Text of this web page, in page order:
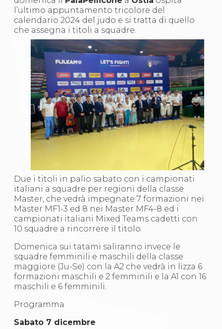
Mappa del sito
Cerca
Contatti
News
Cookies Accept
Newsletter
Catalogo formativo
Webinar
Corsi Monotematici
Corsi di Specializzazione
Corsi FIJLKAM-FISDIR
Corsi Preparatore Fisico
Edutraining class - Didattica infantile
Corso dirigenti sportivi
Sportello Fiscale
News
Modulistica
FAQ
Quesiti fiscali
Sostenibilità
Documenti
l’ultimo appuntamento tricolore del
calendario 2024 del judo e si tratta di quello
che assegna i titoli a squadre.
Due i titoli in palio sabato con i campionati
italiani a squadre per regioni della classe
Master, che vedrà impegnate 7 formazioni nei
Master MF1-3 ed 8 nei Master MF4-8 ed i
campionati italiani Mixed Teams cadetti con
10 squadre a rincorrere il titolo.
Domenica sui tatami saliranno invece le
squadre femminili e maschili della classe
maggiore (Ju-Se) con la A2 che vedrà in lizza 6
formazioni maschili e 2 femminili e la A1 con 16
maschili e 6 femminili.
Programma
Sabato 7 dicembre